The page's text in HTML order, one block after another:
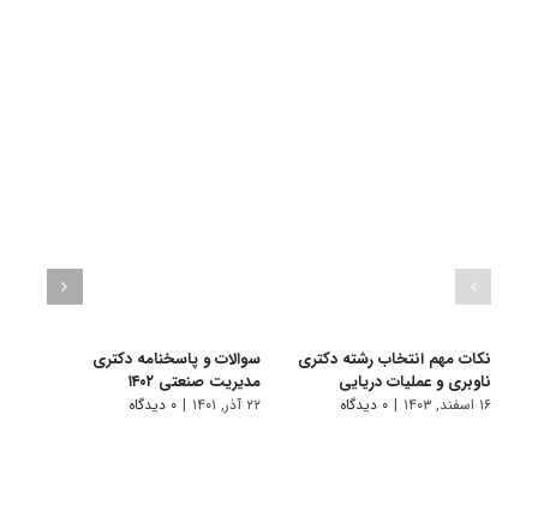
نکات مهم انتخاب رشته دکتری
ناوبری و عملیات دریایی
۱۶ اسفند, ۱۴۰۳ | ۰ دیدگاه
سوالات و پاسخنامه دکتری
مدیریت صنعتی ۱۴۰۲
۲۲ آذر, ۱۴۰۱ | ۰ دیدگاه